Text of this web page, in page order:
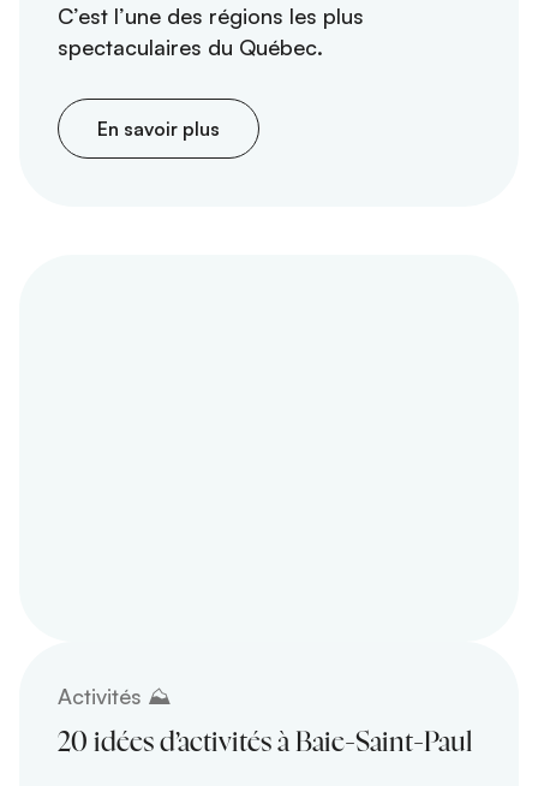
C’est l’une des régions les plus
spectaculaires du Québec.
En savoir plus
Activités ⛰️
20 idées d’activités à Baie-Saint-Paul